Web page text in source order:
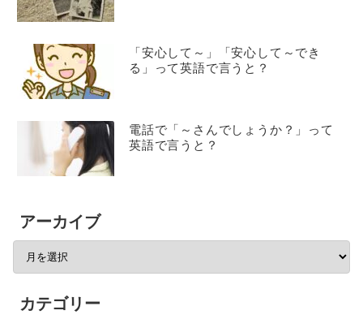
「安心して～」「安心して～でき
る」って英語で言うと？
電話で「～さんでしょうか？」って
英語で言うと？
アーカイブ
カテゴリー